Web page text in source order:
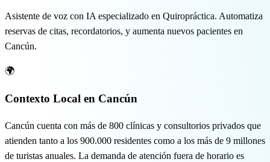
Integraciones
Demo →
Asistente de voz con IA especializado en Quiropráctica. Automatiza
reservas de citas, recordatorios, y aumenta nuevos pacientes en
Cancún.
🌍
Contexto Local en Cancún
Cancún cuenta con más de 800 clínicas y consultorios privados que
atienden tanto a los 900.000 residentes como a los más de 9 millones
de turistas anuales. La demanda de atención fuera de horario es